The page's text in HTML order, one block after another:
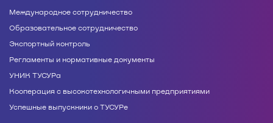
Международное сотрудничество
Образовательное сотрудничество
Экспортный контроль
Регламенты и нормативные документы
УНИК ТУСУРа
Кооперация с высокотехнологичными предприятиями
Успешные выпускники о ТУСУРе